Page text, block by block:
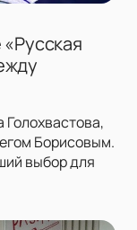
Борисовым.
выбор для